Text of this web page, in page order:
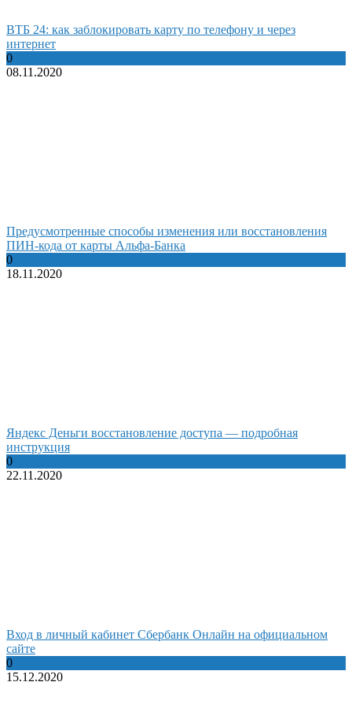
ВТБ 24: как заблокировать карту по телефону и через
интернет
0
08.11.2020
Предусмотренные способы изменения или восстановления
ПИН-кода от карты Альфа-Банка
0
18.11.2020
Яндекс Деньги восстановление доступа — подробная
инструкция
0
22.11.2020
Вход в личный кабинет Сбербанк Онлайн на официальном
сайте
0
15.12.2020